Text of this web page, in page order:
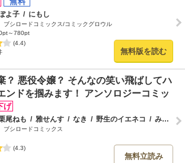
よ子 / にもし
ブシロードコミックス/コミックグロウル
～780pt
(4.4)
無料版を読む
？ 悪役令嬢？ そんなの笑い飛ばしてハ
ンドを掴みます！ アンソロジーコミッ
尾ねも / 雅せんす / なき / 野生のイエネコ / みなも /
ブシロードコミックス
(4.3)
無料立読み